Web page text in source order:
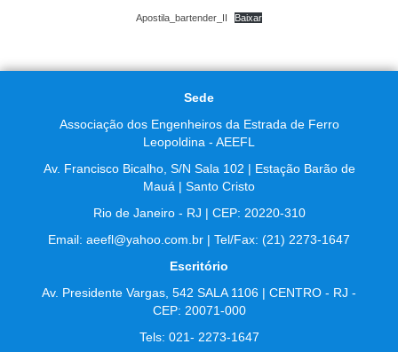
Apostila_bartender_II Baixar
Sede
Associação dos Engenheiros da Estrada de Ferro
Leopoldina - AEEFL
Av. Francisco Bicalho, S/N Sala 102 | Estação Barão de
Mauá | Santo Cristo
Rio de Janeiro - RJ | CEP: 20220-310
Email: aeefl@yahoo.com.br | Tel/Fax: (21) 2273-1647
Escritório
Av. Presidente Vargas, 542 SALA 1106 | CENTRO - RJ -
CEP: 20071-000
Tels: 021- 2273-1647